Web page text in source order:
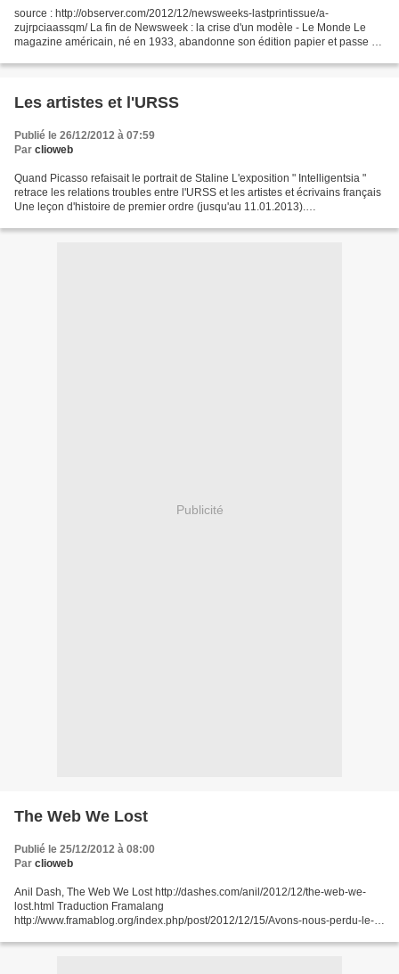
source : http://observer.com/2012/12/newsweeks-lastprintissue/a-
zujrpciaassqm/ La fin de Newsweek : la crise d'un modèle - Le Monde Le
magazine américain, né en 1933, abandonne son édition papier et passe au
Les artistes et l'URSS
Publié le 26/12/2012 à 07:59
Par clioweb
Quand Picasso refaisait le portrait de Staline L'exposition " Intelligentsia "
retrace les relations troubles entre l'URSS et les artistes et écrivains français
Une leçon d'histoire de premier ordre (jusqu'au 11.01.2013).
portrait-de-staline_1810446_3246.html...
Publicité
The Web We Lost
Publié le 25/12/2012 à 08:00
Par clioweb
Anil Dash, The Web We Lost http://dashes.com/anil/2012/12/the-web-we-
lost.html Traduction Framalang
http://www.framablog.org/index.php/post/2012/12/15/Avons-nous-perdu-le-
ouvert, génératif,...